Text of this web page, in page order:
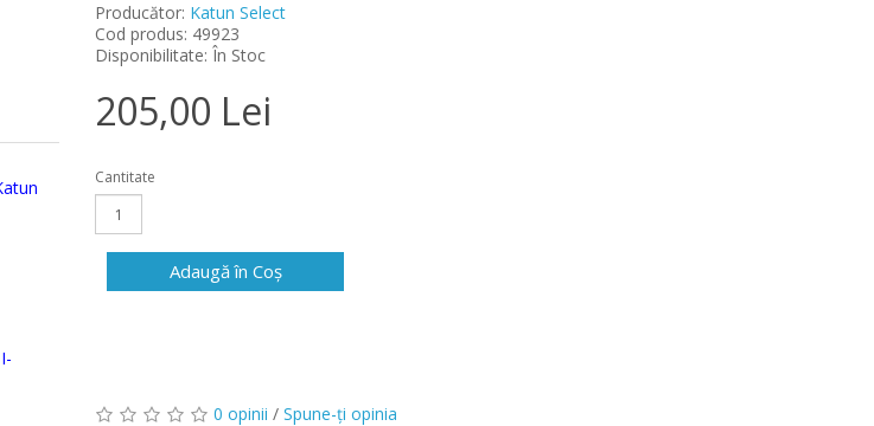
Producător: Katun Select
Cod produs: 49923
Disponibilitate: În Stoc
205,00 Lei
Cantitate
Adaugă în Coş
0 opinii / Spune-ţi opinia